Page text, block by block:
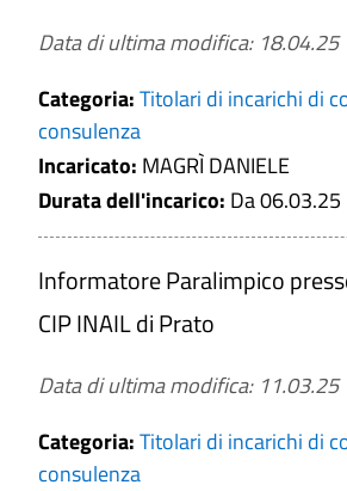
Data di ultima modifica: 18.04.25
Categoria:Titolari di incarichi di
consulenza
Incaricato: MAGRÌ DANIELE
Durata dell'incarico: Da 06.03.25
Informatore Paralimpico
CIP INAIL di Prato
Data di ultima modifica: 11.03.25
Categoria:Titolari di incarichi di
consulenza